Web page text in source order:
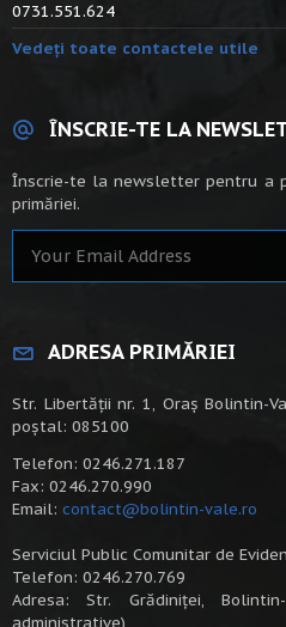
0731.551.624
Vedeți toate contactele utile
ÎNSCRIE-TE LA
Înscrie-te la newsletter pentru a
primăriei.
ADRESA PRIMĂRIEI
Str. Libertății nr. 1, Oraș Bolintin-
poștal: 085100
Telefon: 0246.271.187
Fax: 0246.270.990
Email: contact@bolintin-vale.ro
Serviciul Public Comunitar de
Telefon: 0246.270.769
Adresa: Str. Grădiniței,